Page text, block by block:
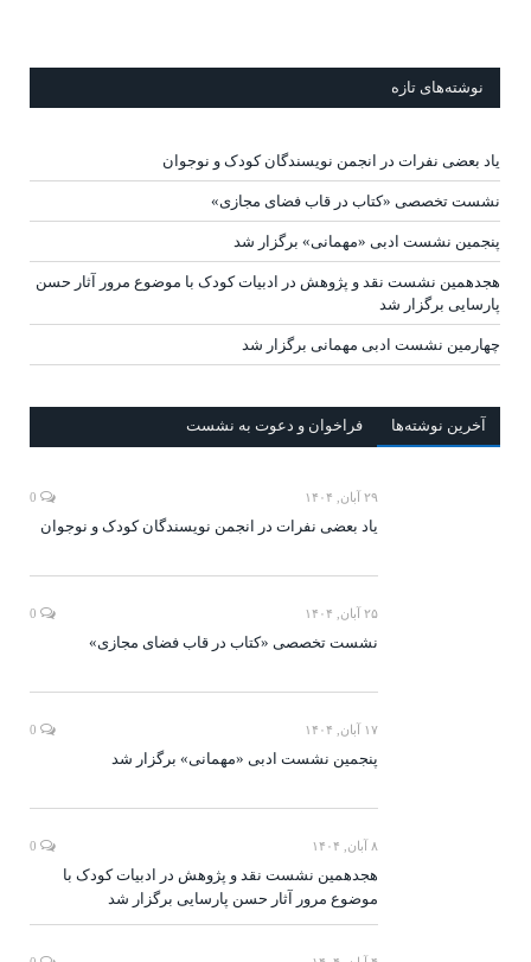
نوشته‌های تازه
یاد بعضی نفرات در انجمن نویسندگان کودک و نوجوان
نشست تخصصی «کتاب در قاب فضای مجازی»
پنجمین نشست ادبی «مهمانی» برگزار شد
هجدهمین نشست نقد و پژوهش در ادبیات کودک با موضوع مرور آثار حسن
پارسایی برگزار شد
چهارمین نشست ادبی مهمانی برگزار شد
آخرين‌ نوشته‌ها فراخوان و دعوت به نشست
۲۹ آبان, ۱۴۰۴
یاد بعضی نفرات در انجمن نویسندگان کودک و نوجوان
۲۵ آبان, ۱۴۰۴
نشست تخصصی «کتاب در قاب فضای مجازی»
۱۷ آبان, ۱۴۰۴
پنجمین نشست ادبی «مهمانی» برگزار شد
۸ آبان, ۱۴۰۴
هجدهمین نشست نقد و پژوهش در ادبیات کودک با
موضوع مرور آثار حسن پارسایی برگزار شد